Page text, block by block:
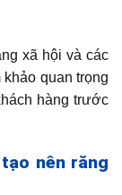
xã hội và các
quan trọng
hàng trước
nên răng